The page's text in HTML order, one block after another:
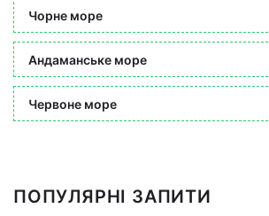
Чорне море
Андаманське море
Червоне море
ПОПУЛЯРНІ ЗАПИТИ